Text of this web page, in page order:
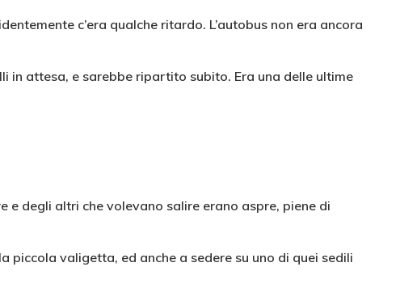
c’era qualche ritardo. L’autobus non era ancora
in attesa, e sarebbe ripartito subito. Era una delle ultime
e degli altri che volevano salire erano aspre, piene di
piccola valigetta, ed anche a sedere su uno di quei sedili